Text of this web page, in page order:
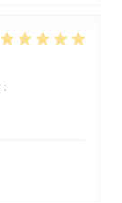
: